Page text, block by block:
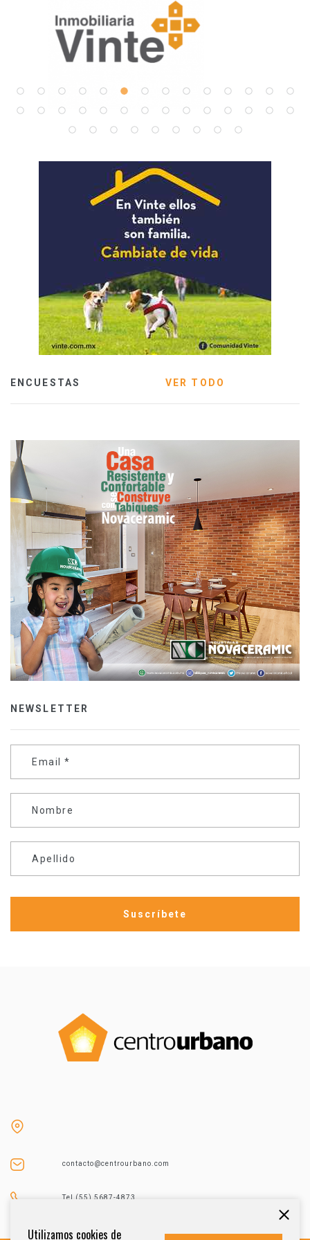
ENCUESTAS VER TODO
NEWSLETTER
Email *
Nombre
Apellido
contacto@centrourbano.com
Tel (55) 5687-4873
Utilizamos cookies de